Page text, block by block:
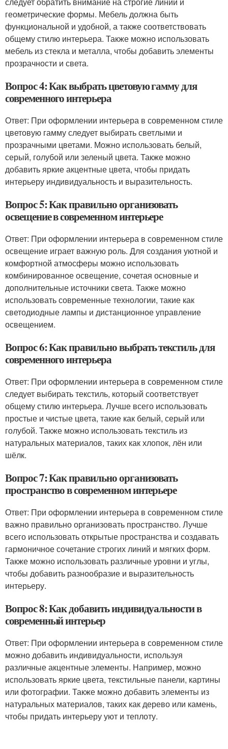
геометрические формы. Мебель должна быть
функциональной и удобной, а также соответствовать
общему стилю интерьера. Также можно использовать
мебель из стекла и металла, чтобы добавить элементы
прозрачности и света.
Вопрос 4: Как выбрать цветовую гамму для
современного интерьера
Ответ: При оформлении интерьера в современном стиле
цветовую гамму следует выбирать светлыми и
прозрачными цветами. Можно использовать белый,
серый, голубой или зеленый цвета. Также можно
добавить яркие акцентные цвета, чтобы придать
интерьеру индивидуальность и выразительность.
Вопрос 5: Как правильно организовать
освещение в современном интерьере
Ответ: При оформлении интерьера в современном стиле
освещение играет важную роль. Для создания уютной и
комфортной атмосферы можно использовать
комбинированное освещение, сочетая основные и
дополнительные источники света. Также можно
использовать современные технологии, такие как
светодиодные лампы и дистанционное управление
освещением.
Вопрос 6: Как правильно выбрать текстиль для
современного интерьера
Ответ: При оформлении интерьера в современном стиле
следует выбирать текстиль, который соответствует
общему стилю интерьера. Лучше всего использовать
простые и чистые цвета, такие как белый, серый или
голубой. Также можно использовать текстиль из
натуральных материалов, таких как хлопок, лён или
шёлк.
Вопрос 7: Как правильно организовать
пространство в современном интерьере
Ответ: При оформлении интерьера в современном стиле
важно правильно организовать пространство. Лучше
всего использовать открытые пространства и создавать
гармоничное сочетание строгих линий и мягких форм.
Также можно использовать различные уровни и углы,
чтобы добавить разнообразие и выразительность
интерьеру.
Вопрос 8: Как добавить индивидуальности в
современный интерьер
Ответ: При оформлении интерьера в современном стиле
можно добавить индивидуальности, используя
различные акцентные элементы. Например, можно
использовать яркие цвета, текстильные панели, картины
или фотографии. Также можно добавить элементы из
натуральных материалов, таких как дерево или камень,
чтобы придать интерьеру уют и теплоту.